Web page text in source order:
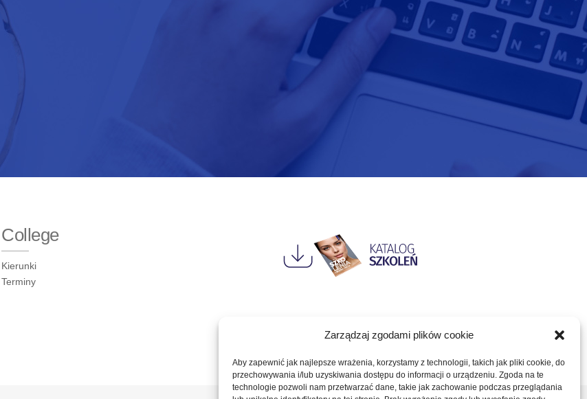
Zarządzaj zgodami plików cookie
Aby zapewnić jak najlepsze wrażenia, korzystamy z technologii, takich jak pliki cookie, do
przechowywania i/lub uzyskiwania dostępu do informacji o urządzeniu. Zgoda na te
technologie pozwoli nam przetwarzać dane, takie jak zachowanie podczas przeglądania
Zadaj pytanie
College
Kierunki
Terminy